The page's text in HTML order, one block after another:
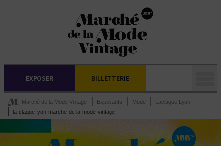
EXPOSER BILLETTERIE
Marché de la Mode Vintage Exposants Mode
Laclaque Lyon
la-claque-lyon-marche-de-la-mode-vintage